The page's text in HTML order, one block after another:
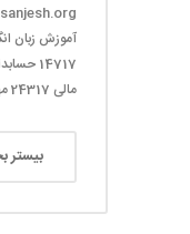
مالی 24317 مهندسی اقتصاد کشاورزی...
بیستر